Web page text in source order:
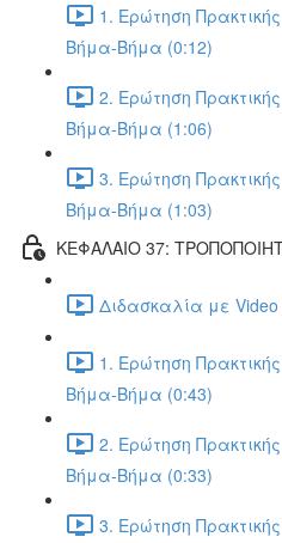
1. Ερώτηση
Βήμα-Βήμα (0:12)
2. Ερώτηση
Βήμα-Βήμα (1:06)
3. Ερώτηση
Βήμα-Βήμα (1:03)
ΚΕΦΑΛΑΙΟ 37:
Διδασκαλία με Video
1. Ερώτηση
Βήμα-Βήμα (0:43)
2. Ερώτηση
Βήμα-Βήμα (0:33)
3. Ερώτηση